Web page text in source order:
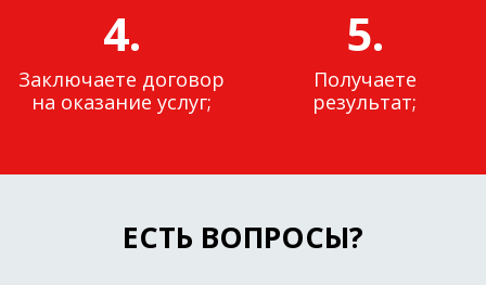
4.
Заключаете договор
на оказание услуг;
5.
Получаете
результат;
ЕСТЬ ВОПРОСЫ?